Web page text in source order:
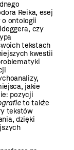
Reika, esej
o ontologii
czy
tekstach
kwestii
jakie
pozycji
to także
tekstów
dzięki